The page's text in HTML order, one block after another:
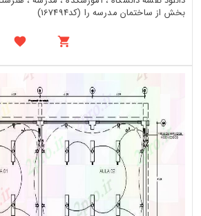
بخش از ساختمان مدرسه را (کد167494)